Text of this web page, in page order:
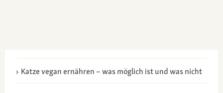
Katze vegan ernähren – was möglich ist und was nicht